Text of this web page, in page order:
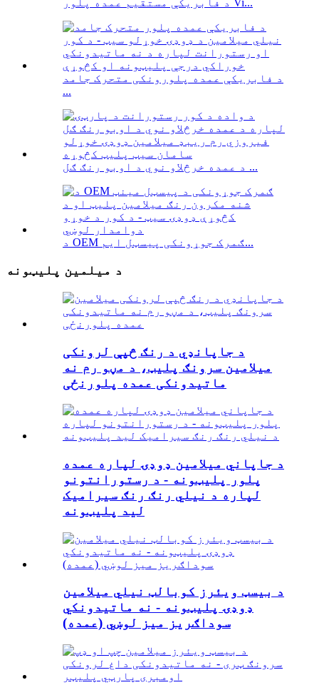
د فابریکې مستقیم عمده پلور Vi...
د فابریکې عمده پلورونکی متحرک جامد
...
د عمده خرڅلاو نوي د اوبو رنګ ګل ...
د OEM ګمرک جوړونکی پیسټل ایم...
د میلمین پلیټونه
د جاپانډي د رنګ څپې لرونکی
میلامین سرونګ پلیټ، د مڼو رم نه
ماتیدونکی عمده پلورنځی
د جاپاني میلامین ډوډۍ لپاره عمده
پلور پلیټونه - د رستورانتونو
لپاره د نیلي رنګ رنګ سیرامیک
لید پلیټونه
د بیسټ ویئرز کوبالټ نیلي میلامین
ډوډۍ پلیټونه - نه ماتیدونکي
سوداګریز میز لوښي (عمده)